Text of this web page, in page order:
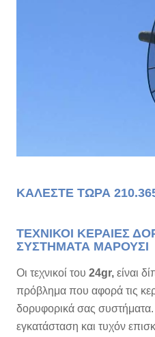
ΚΑΛΕΣΤΕ ΤΩΡΑ
ΤΕΧΝΙΚΟΙ ΚΕΡΑΙΕΣ
ΣΥΣΤΗΜΑΤΑ ΜΑΡΟΥΣΙ
Οι τεχνικοί του 24gr, είναι
πρόβλημα που αφορά τις
δορυφορικά σας
εγκατάσταση και τυχόν